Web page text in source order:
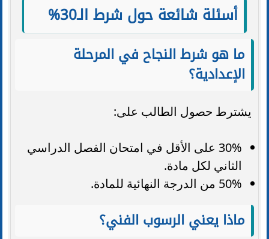
أسئلة شائعة حول شرط الـ30%
ما هو شرط النجاح في المرحلة
الإعدادية؟
يشترط حصول الطالب على:
30% على الأقل في امتحان الفصل الدراسي
الثاني لكل مادة.
50% من الدرجة النهائية للمادة.
ماذا يعني الرسوب الفني؟